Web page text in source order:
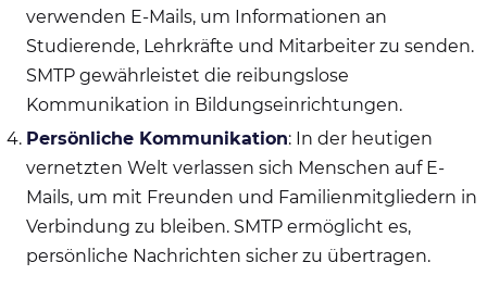
verwenden E-Mails, um Informationen an
Studierende, Lehrkräfte und Mitarbeiter zu senden.
SMTP gewährleistet die reibungslose
Kommunikation in Bildungseinrichtungen.
Persönliche Kommunikation: In der heutigen
vernetzten Welt verlassen sich Menschen auf E-
Mails, um mit Freunden und Familienmitgliedern in
Verbindung zu bleiben. SMTP ermöglicht es,
persönliche Nachrichten sicher zu übertragen.